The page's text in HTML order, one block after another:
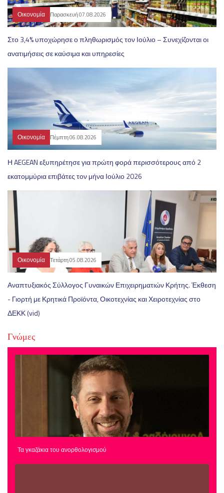
Οικονομία Παρασκευή 07.08.2026
Στο 3,4% υποχώρησε ο πληθωρισμός τον Ιούλιο – Συνεχίζονται οι
ανατιμήσεις σε καύσιμα και υπηρεσίες
Οικονομία Πέμπτη 06.08.2026
Η AEGEAN εξυπηρέτησε για πρώτη φορά περισσότερους από 2
εκατομμύρια επιβάτες τον μήνα Ιούλιο 2026
Οικονομία Τετάρτη 05.08.2026
Αναπτυξιακός Σύλλογος Γυναικών Επιχειρηματιών Κρήτης. Έκθεση
- Γιορτή με Κρητικά Προϊόντα, Οικοτεχνίας και Χειροτεχνίας στο
ΔΕΚΚ (vid)
Γνώμες
Τα γκαζάκια του ανορθολογισμού